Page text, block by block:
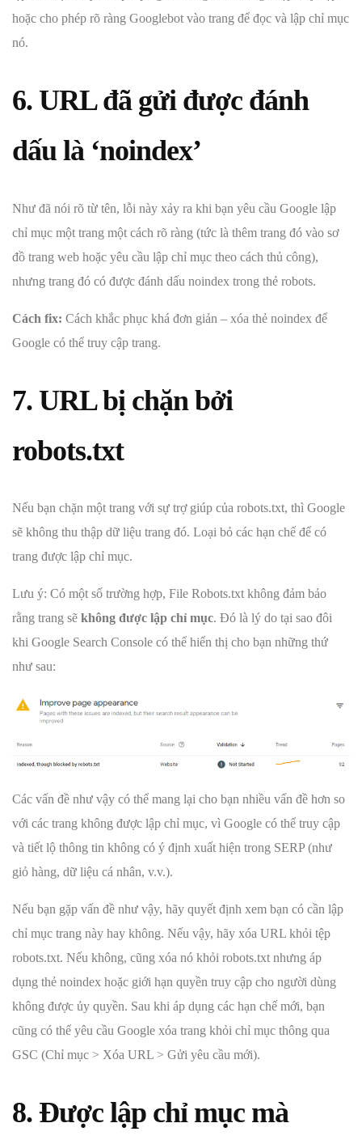
hoặc cho phép rõ ràng Googlebot vào trang để đọc và lập chỉ mục
nó.
6. URL đã gửi được đánh
dấu là ‘noindex’
Như đã nói rõ từ tên, lỗi này xảy ra khi bạn yêu cầu Google lập
chỉ mục một trang một cách rõ ràng (tức là thêm trang đó vào sơ
đồ trang web hoặc yêu cầu lập chỉ mục theo cách thủ công),
nhưng trang đó có được đánh dấu noindex trong thẻ robots.
Cách fix: Cách khắc phục khá đơn giản – xóa thẻ noindex để
Google có thể truy cập trang.
7. URL bị chặn bởi
robots.txt
Nếu bạn chặn một trang với sự trợ giúp của robots.txt, thì Google
sẽ không thu thập dữ liệu trang đó. Loại bỏ các hạn chế để có
trang được lập chỉ mục.
Lưu ý: Có một số trường hợp, File Robots.txt không đảm bảo
rằng trang sẽ không được lập chỉ mục. Đó là lý do tại sao đôi
khi Google Search Console có thể hiển thị cho bạn những thứ
như sau:
Các vấn đề như vậy có thể mang lại cho bạn nhiều vấn đề hơn so
với các trang không được lập chỉ mục, vì Google có thể truy cập
và tiết lộ thông tin không có ý định xuất hiện trong SERP (như
giỏ hàng, dữ liệu cá nhân, v.v.).
Nếu bạn gặp vấn đề như vậy, hãy quyết định xem bạn có cần lập
chỉ mục trang này hay không. Nếu vậy, hãy xóa URL khỏi tệp
robots.txt. Nếu không, cũng xóa nó khỏi robots.txt nhưng áp
dụng thẻ noindex hoặc giới hạn quyền truy cập cho người dùng
không được ủy quyền. Sau khi áp dụng các hạn chế mới, bạn
cũng có thể yêu cầu Google xóa trang khỏi chỉ mục thông qua
GSC (Chỉ mục > Xóa URL > Gửi yêu cầu mới).
8. Được lập chỉ mục mà